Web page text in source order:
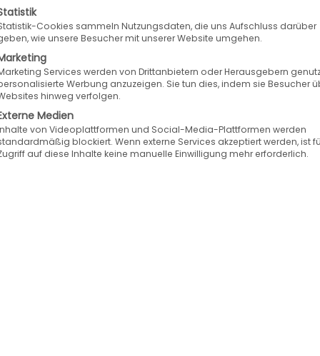
in München und Kiel. Heute beschäftigt
über die cloudbasierte Mollie-Plattform ab.
Unternehmen wie Drykorn und UNICEF.
und Ihre Kunden am besten ist: schnell,
– vom ersten Klick bis zum Checkout.
einfach funktionieren.
Conversion-Rates auf allen Geräten.
Support-Team wann immer Sie es
Cookies sammeln Nutzungsdaten, die uns Aufschluss darüber
wie unsere Besucher mit unserer Website umgehen.
Services werden von Drittanbietern oder Herausgebern
Werbung anzuzeigen. Sie tun dies, indem sie Besucher
hinweg verfolgen.
Medien
von Videoplattformen und Social-Media-Plattformen werden
blockiert. Wenn externe Services akzeptiert werden, ist
auf diese Inhalte keine manuelle Einwilligung mehr erforderlich.